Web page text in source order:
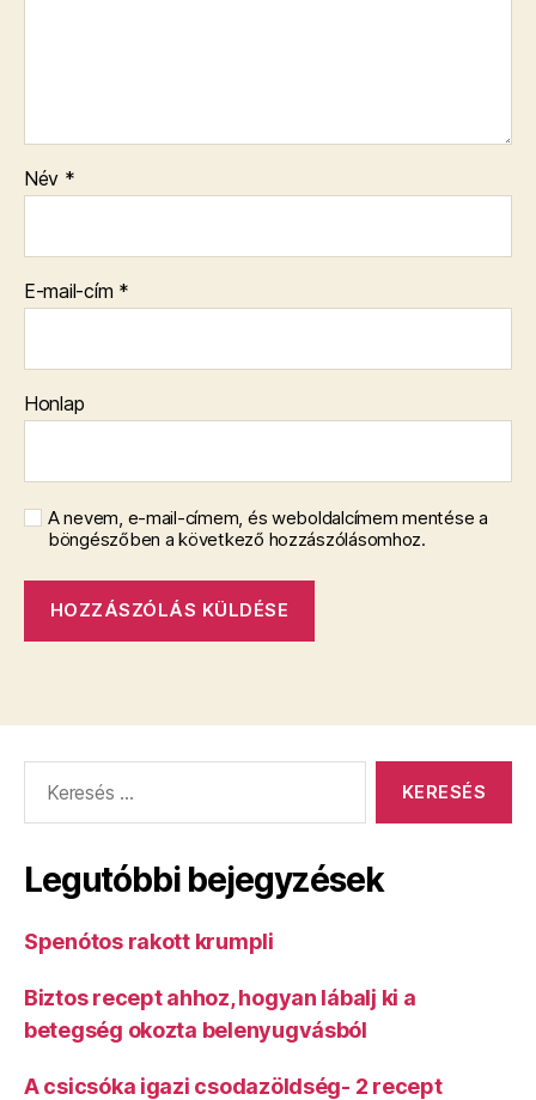
Név *
E-mail-cím *
Honlap
A nevem, e-mail-címem, és weboldalcímem mentése a
böngészőben a következő hozzászólásomhoz.
Legutóbbi bejegyzések
Spenótos rakott krumpli
Biztos recept ahhoz, hogyan lábalj ki a
betegség okozta belenyugvásból
A csicsóka igazi csodazöldség- 2 recept